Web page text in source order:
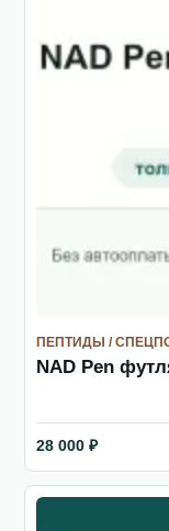
ПЕПТИДЫ /
NAD Pen
28 000 ₽